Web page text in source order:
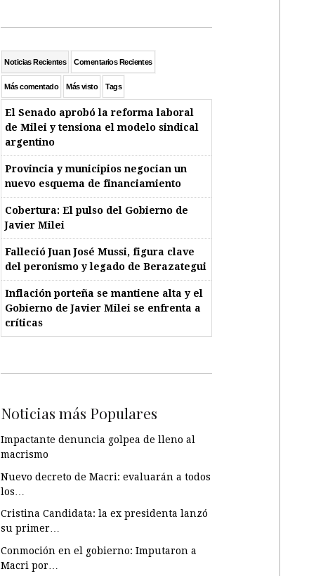
Noticias Recientes Comentarios Recientes
Más comentado Más visto Tags
El Senado aprobó la reforma laboral
de Milei y tensiona el modelo sindical
argentino
Provincia y municipios negocian un
nuevo esquema de financiamiento
Cobertura: El pulso del Gobierno de
Javier Milei
Falleció Juan José Mussi, figura clave
del peronismo y legado de Berazategui
Inflación porteña se mantiene alta y el
Gobierno de Javier Milei se enfrenta a
críticas
Noticias más Populares
Impactante denuncia golpea de lleno al
macrismo
Nuevo decreto de Macri: evaluarán a todos
los…
Cristina Candidata: la ex presidenta lanzó
su primer…
Conmoción en el gobierno: Imputaron a
Macri por…